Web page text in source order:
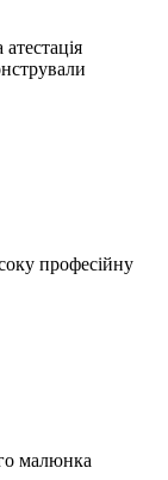
професійну
малюнка